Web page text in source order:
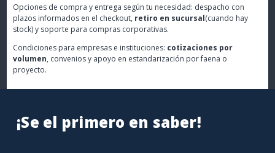
Opciones de compra y entrega según tu necesidad: despacho con
plazos informados en el checkout, retiro en sucursal(cuando hay
stock) y soporte para compras corporativas.
Condiciones para empresas e instituciones: cotizaciones por
volumen, convenios y apoyo en estandarización por faena o
proyecto.
¡Se el primero en saber!